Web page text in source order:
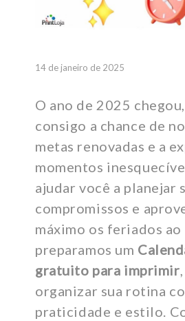
14 de janeiro de 2025
O ano de 2025
consigo a chance de
metas renovadas e a
momentos
ajudar você a planejar
compromissos e
máximo os feriados
preparamos um
gratuito para imprimir
organizar sua rotina
praticidade e estilo.